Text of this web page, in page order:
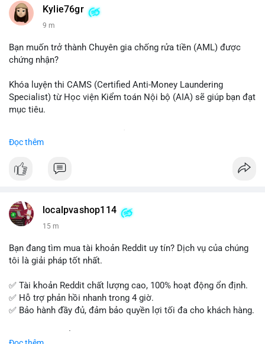
#vlikevn #titanbot
Kylie76gr
9 m
Bạn muốn trở thành Chuyên gia chống rửa tiền (AML) được
chứng nhận?
Khóa luyện thi CAMS (Certified Anti-Money Laundering
Specialist) từ Học viện Kiểm toán Nội bộ (AIA) sẽ giúp bạn đạt
mục tiêu.
gồm tài liệu toàn diện, câu hỏi thực hành, bài thi thử sát thực
Đăng ký ngay hôm nay để nâng cao năng lực và mở rộng cơ
Đọc thêm
localpvashop114
15 m
Bạn đang tìm mua tài khoản Reddit uy tín? Dịch vụ của chúng
tôi là giải pháp tốt nhất.
✅ Tài khoản Reddit chất lượng cao, 100% hoạt động ổn định.
✅ Hỗ trợ phản hồi nhanh trong 4 giờ.
✅ Bảo hành đầy đủ, đảm bảo quyền lợi tối đa cho khách hàng.